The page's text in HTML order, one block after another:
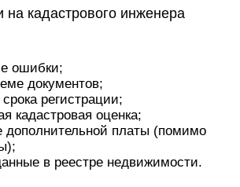
на кадастрового инженера
ошибки;
документов;
регистрации;
кадастровая оценка;
дополнительной платы (помимо
в реестре недвижимости.